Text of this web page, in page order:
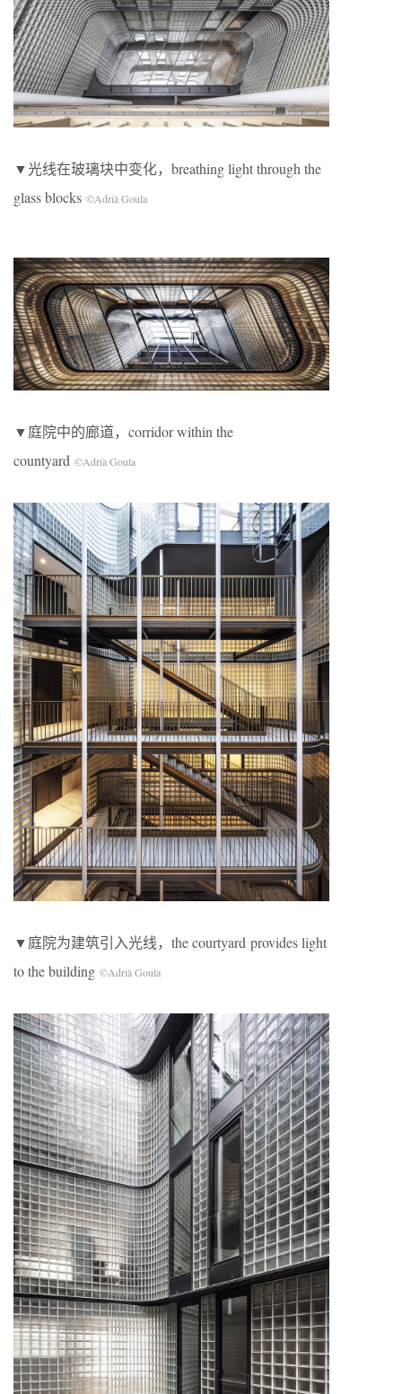
▼光线在玻璃块中变化，breathing light through the
glass blocks ©Adrià Goula
▼庭院中的廊道，corridor within the
countyard ©Adrià Goula
▼庭院为建筑引入光线，the courtyard provides light
to the building ©Adrià Goula